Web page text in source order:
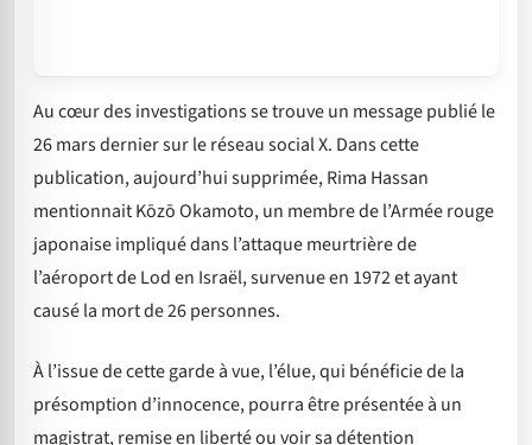
Au cœur des investigations se trouve un message publié le
26 mars dernier sur le réseau social X. Dans cette
publication, aujourd’hui supprimée, Rima Hassan
mentionnait Kōzō Okamoto, un membre de l’Armée rouge
japonaise impliqué dans l’attaque meurtrière de
l’aéroport de Lod en Israël, survenue en 1972 et ayant
causé la mort de 26 personnes.
À l’issue de cette garde à vue, l’élue, qui bénéficie de la
présomption d’innocence, pourra être présentée à un
magistrat, remise en liberté ou voir sa détention